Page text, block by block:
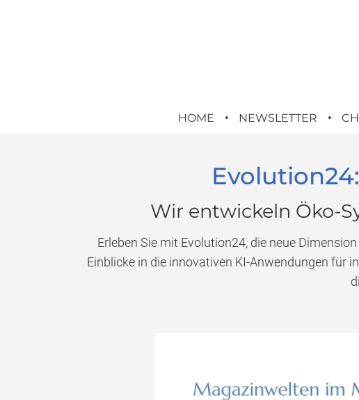
HOME NEWSLETTER
Wir entwickeln Öko-
Erleben Sie mit Evolution24, die neue
Einblicke in die innovativen KI-Anwendungen für